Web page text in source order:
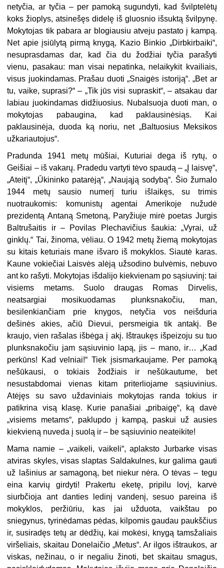
netyčia, ar tyčia – per pamoką sugundyti, kad švilptelėtų
koks žioplys, atsinešęs didelę iš gluosnio išsuktą švilpynę.
Mokytojas tik pabara ar blogiausiu atveju pastato į kampą.
Net apie įsiūlytą pirmą knygą, Kazio Binkio „Dirbkirbaiki“,
nesuprasdamas dar, kad čia du žodžiai tyčia parašyti
vienu, pasakau: man visai nepatinka, nelaikykit kvailiais,
visus juokindamas. Prašau duoti „Snaigės istoriją“. „Bet ar
tu, vaike, suprasi?“ – „Tik jūs visi supraskit“, – atsakau dar
labiau juokindamas didžiuosius. Nubalsuoja duoti man, o
mokytojas pabaugina, kad paklausinėsiąs. Kai
paklausinėja, duoda ką noriu, net „Baltuosius Meksikos
užkariautojus“.
Pradunda 1941 metų mūšiai, Kuturiai dega iš rytų, o
Geišiai – iš vakarų. Pradedu vartyti tėvo spaudą – „Į laisvę“,
„Ateitį“, „Ūkininko patarėją“, „Naująją sodybą“. Šio žurnalo
1944 metų sausio numerį turiu išlaikęs, su trimis
nuotraukomis: komunistų agentai Amerikoje nužudė
prezidentą Antaną Smetoną, Paryžiuje mirė poetas Jurgis
Baltrušaitis ir – Povilas Plechavičius šaukia: „Vyrai, už
ginklų.“ Tai, žinoma, vėliau. O 1942 metų žiemą mokytojas
su kitais keturiais mane išvaro iš mokyklos. Siautė karas.
Kaune vokiečiai Laisvės alėją užsodino bulvėmis, nebuvo
ant ko rašyti. Mokytojas išdalijo kiekvienam po sąsiuvinį: tai
visiems metams. Suolo draugas Romas Dirvelis,
neatsargiai mosikuodamas plunksnakočiu, man,
besilenkiančiam prie knygos, netyčia vos neišduria
dešinės akies, ačiū Dievui, persmeigia tik antakį. Be
kraujo, vien rašalas išbėga į akį. Ištraukęs išpeizoju su tuo
plunksnakočiu jam sąsiuvinio lapą, jis – mano, ir… „Kad
perkūns! Kad velniai!“ Tiek įsismarkaujame. Per pamoką
nešūkausi, o tokiais žodžiais ir nešūkautume, bet
nesustabdomai vienas kitam priterliojame sąsiuvinius.
Atėjęs su savo uždaviniais mokytojas randa tokius ir
patikrina visą klasę. Kurie panašiai „pribaigę“, ką davė
„visiems metams“, paklupdo į kampą, paskui už ausies
kiekvieną nuveda į suolą ir – be sąsiuvinio neateikite!
Mama namie – „vaikeli, vaikeli“, aplaksto Jurbarke visas
atviras skyles, visas slaptas Saldakulnes, kur galima gauti
už lašinius ar samagoną, bet niekur nėra. O tėvas – tegu
eina karvių girdyti! Prakertu eketę, pripilu lovį, karvė
siurbčioja ant danties ledinį vandenį, sesuo pareina iš
mokyklos, peržiūriu, kas jai užduota, vaikštau po
sniegynus, tyrinėdamas pėdas, kilpomis gaudau paukščius
ir, susiradęs tetų ar dėdžių, kai mokėsi, knygą tamsžaliais
viršeliais, skaitau Donelaičio „Metus“. Ar ilgos ištraukos, ar
viskas, nežinau, o ir negaliu žinoti, bet skaitau smagus,